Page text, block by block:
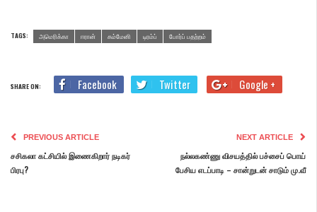
TAGS: அமெரிக்கா ஈரான் கம்மேனி டிரம்ப் போர்ப் பதற்றம்
SHARE ON: Facebook Twitter Google +
PREVIOUS ARTICLE
சசிகலா கட்சியில் இணைகிறார் நடிகர்
பிரபு?
NEXT ARTICLE
நல்லகண்ணு விசயத்தில் பச்சைப் பொய்
பேசிய எடப்பாடி – சான்றுடன் சாடும் மு.வீ